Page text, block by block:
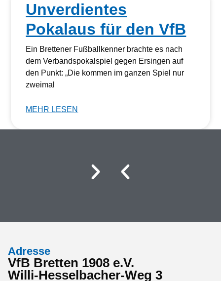
Unverdientes
Pokalaus für den VfB
Ein Brettener Fußballkenner brachte es nach
dem Verbandspokalspiel gegen Ersingen auf
den Punkt: „Die kommen im ganzen Spiel nur
zweimal
MEHR LESEN
Adresse
VfB Bretten 1908 e.V.
Willi-Hesselbacher-Weg 3